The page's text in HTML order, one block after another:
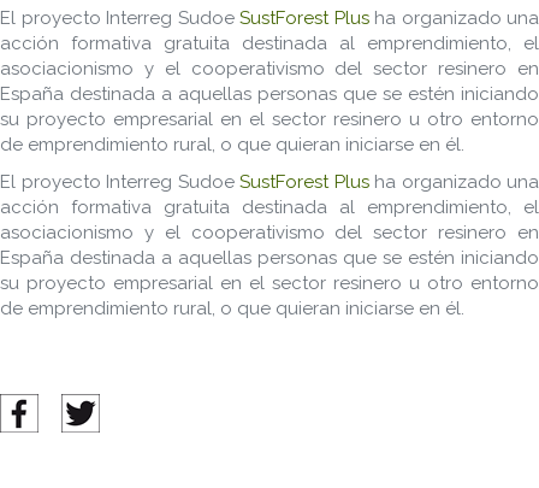
El proyecto Interreg Sudoe SustForest Plusha organizado una
acción formativa gratuita destinada al emprendimiento, el
asociacionismo y el cooperativismo del sector resinero en
España destinada a aquellas personas que se estén iniciando
su proyecto empresarial en el sector resinero u otro entorno
de emprendimiento rural, o que quieran iniciarse en él.
El proyecto Interreg Sudoe SustForest Plusha organizado una
acción formativa gratuita destinada al emprendimiento, el
asociacionismo y el cooperativismo del sector resinero en
España destinada a aquellas personas que se estén iniciando
su proyecto empresarial en el sector resinero u otro entorno
de emprendimiento rural, o que quieran iniciarse en él.